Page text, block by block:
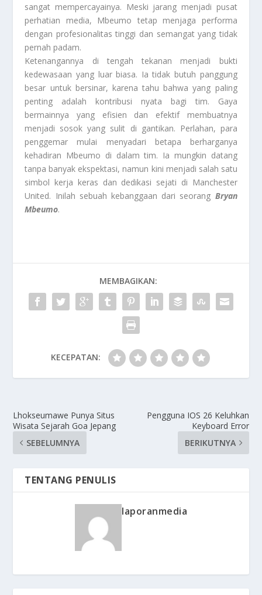
sangat mempercayainya. Meski jarang menjadi pusat
perhatian media, Mbeumo tetap menjaga performa
dengan profesionalitas tinggi dan semangat yang tidak
pernah padam.
Ketenangannya di tengah tekanan menjadi bukti
kedewasaan yang luar biasa. Ia tidak butuh panggung
besar untuk bersinar, karena tahu bahwa yang paling
penting adalah kontribusi nyata bagi tim. Gaya
bermainnya yang efisien dan efektif membuatnya
menjadi sosok yang sulit di gantikan. Perlahan, para
penggemar mulai menyadari betapa berharganya
kehadiran Mbeumo di dalam tim. Ia mungkin datang
tanpa banyak ekspektasi, namun kini menjadi salah satu
simbol kerja keras dan dedikasi sejati di Manchester
United. Inilah sebuah kebanggaan dari seorang Bryan
Mbeumo.
MEMBAGIKAN:
KECEPATAN:
Lhokseumawe Punya Situs
Wisata Sejarah Goa Jepang
SEBELUMNYA
Pengguna IOS 26 Keluhkan
Keyboard Error
BERIKUTNYA
TENTANG PENULIS
laporanmedia